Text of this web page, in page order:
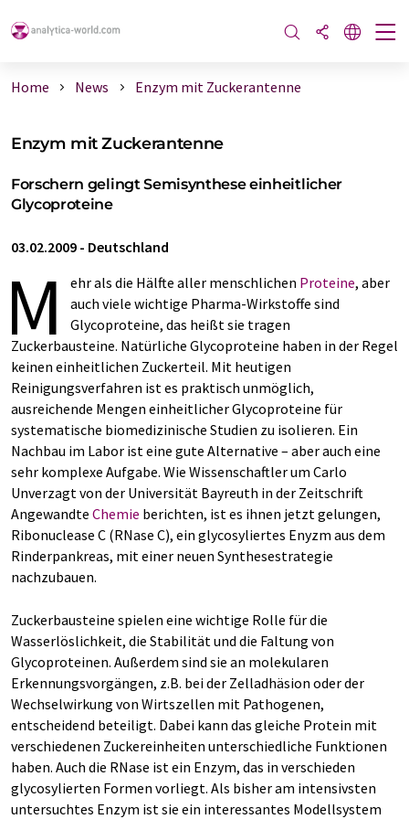
Home News Enzym mit Zuckerantenne
Enzym mit Zuckerantenne
Forschern gelingt Semisynthese einheitlicher
Glycoproteine
03.02.2009 - Deutschland
M ehr als die Hälfte aller menschlichen Proteine, aber
auch viele wichtige Pharma-Wirkstoffe sind
Glycoproteine, das heißt sie tragen
Zuckerbausteine. Natürliche Glycoproteine haben in der Regel
keinen einheitlichen Zuckerteil. Mit heutigen
Reinigungsverfahren ist es praktisch unmöglich,
ausreichende Mengen einheitlicher Glycoproteine für
systematische biomedizinische Studien zu isolieren. Ein
Nachbau im Labor ist eine gute Alternative – aber auch eine
sehr komplexe Aufgabe. Wie Wissenschaftler um Carlo
Unverzagt von der Universität Bayreuth in der Zeitschrift
Angewandte Chemie berichten, ist es ihnen jetzt gelungen,
Ribonuclease C (RNase C), ein glycosyliertes Enyzm aus dem
Rinderpankreas, mit einer neuen Synthesestrategie
nachzubauen.
Zuckerbausteine spielen eine wichtige Rolle für die
Wasserlöslichkeit, die Stabilität und die Faltung von
Glycoproteinen. Außerdem sind sie an molekularen
Erkennungsvorgängen, z.B. bei der Zelladhäsion oder der
Wechselwirkung von Wirtszellen mit Pathogenen,
entscheidend beteiligt. Dabei kann das gleiche Protein mit
verschiedenen Zuckereinheiten unterschiedliche Funktionen
haben. Auch die RNase ist ein Enzym, das in verschieden
glycosylierten Formen vorliegt. Als bisher am intensivsten
untersuchtes Enzym ist sie ein interessantes Modellsystem